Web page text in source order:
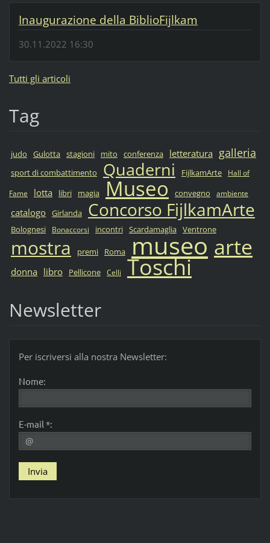
Inaugurazione della BiblioFijlkam
30.11.2022 16:30
Tutti gli articoli
Tag
judo Gulotta stagioni mito conferenza letteratura galleria
sport di combattimento Quaderni FijlkamArte
Hall of
Fame
lotta libri magia Museo convegno ambiente
catalogo Girlanda Concorso FijlkamArte
Bolognesi Bonaccorsi incontri Scardamaglia Ventrone
mostra premi Roma museo arte
donna libro Pellicone Celli Toschi
Newsletter
Per iscriversi alla nostra Newsletter:
Nome:
E-mail *: